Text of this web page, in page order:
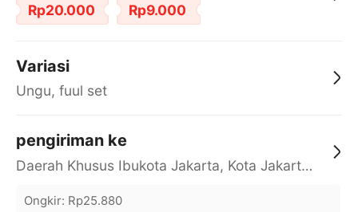
Rp20.000 Rp9.000
Variasi
Ungu, fuul set
pengiriman ke
Daerah Khusus Ibukota Jakarta, Kota Jakarta Barat, Cengkareng, yy
Ongkir: Rp25.880